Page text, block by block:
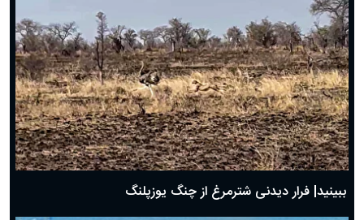
ببینید| فرار دیدنی شترمرغ از چنگ یوزپلنگ